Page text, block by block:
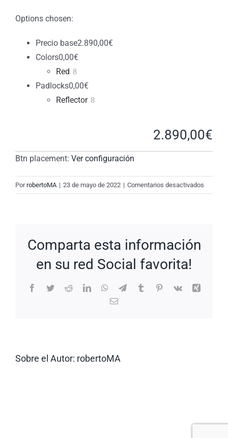
Options chosen:
Precio base2.890,00€
Colors0,00€
Red
Padlocks0,00€
Reflector
2.890,00€
Btn placement: Ver configuración
PorrobertoMA | 23 de mayo de 2022 | Comentarios desactivados
New
Comparta esta información
en su red Social favorita!
Facebook
TwitterRedditLinkedInWhatsApp
TelegramTumblrPinterest
Vk
Xing
Correo
Sobre el Autor: robertoMA